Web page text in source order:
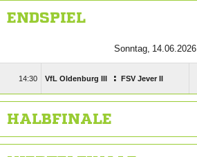
ENDSPIEL
 
 VfL Oldenburg III : FSV Jever II
HALBFINALE